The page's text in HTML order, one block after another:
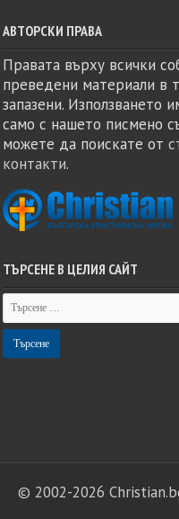
АВТОРСКИ ПРАВА
Правата върху всички
преведени материали в
запазени. Използването
само с нашето писмено
можете да поискате от
контакти.
ТЪРСЕНЕ В ЦЕЛИЯ САЙТ
© 2002-2026